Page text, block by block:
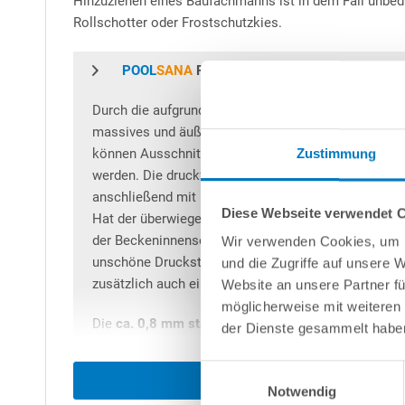
Zustimmung
Diese Webseite verwendet
Wir verwenden Cookies,
und die Zugriffe auf unsere
Website an unsere Partner
möglicherweise mit
der Dienste gesammelt
Notwendig
Rollschotter oder Frostschutzkies.
POOLSANARechteckpool
Durch die aufgrund des geringen Gewichts einfach
massives und äußerst langlebiges
können Ausschnitte für Einbauteile, sei es
werden. Die druckfesten Schalelemente werden
anschließend mit Beton ausgefüllt. Das Besondere
Hat der überwiegende Teil bereits eine sehr hohe
der Beckeninnenseite liegenden Schicht sogar80
unschöne Druckstellen vermieden, die Wände
zusätzlich auch eine noch bessere
Die ca. 0,8 mm starke, blaue PVC-Poolfolieder
passende Aussparungen für die Unterbau-
Ort nicht verschweißt oder in sonstiger Weise an